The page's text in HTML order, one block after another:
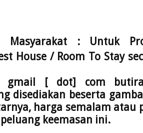
Masyarakat : Untuk
House / Room To Stay
gmail [ dot] com
disediakan beserta
harga semalam atau
keemasan ini.